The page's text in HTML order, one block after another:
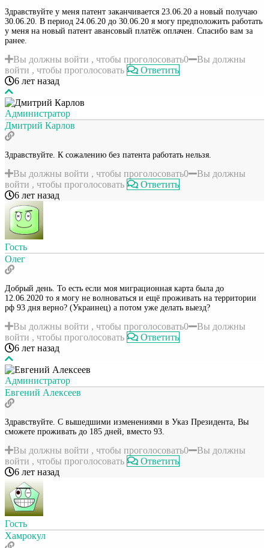
Здравствуйте у меня патент заканчивается 23.06.20 а новый получаю
30.06.20. В период 24.06.20 до 30.06.20 я могу предположить работать
у меня на новый патент авансовый платёж оплачен. Спасибо вам за
ранее.
Вы должны войти , чтобы проголосовать0
Вы должны
войти , чтобы проголосовать
Ответить
6 лет назад
Администратор
Дмитрий Карлов
Здравствуйте. К сожалению без патента работать нельзя.
Вы должны войти , чтобы проголосовать0
Вы должны
войти , чтобы проголосовать
Ответить
6 лет назад
Гость
Олег
Добрый день. То есть если моя миграционная карта была до
12.06.2020 то я могу не волноваться и ещё проживать на территории
рф 93 дня верно? (Украинец) а потом уже делать выезд?
Вы должны войти , чтобы проголосовать0
Вы должны
войти , чтобы проголосовать
Ответить
6 лет назад
Администратор
Евгений Алексеев
Здравствуйте. С вышедшими изменениями в Указ Президента, Вы
сможете проживать до 185 дней, вместо 93.
Вы должны войти , чтобы проголосовать0
Вы должны
войти , чтобы проголосовать
Ответить
6 лет назад
Гость
Хамрокул